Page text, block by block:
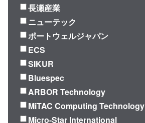
長瀬産業
ニューテック
ポートウェルジャパン
ECS
SIKUR
Bluespec
ARBOR Technology
MiTAC Computing Technology
Micro-Star International